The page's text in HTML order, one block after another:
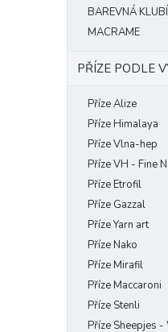
BAREVNÁ
MACRAME
PŘÍZE PODLE
Příze Alize
Příze Himalaya
Příze Vlna-hep
Příze VH - Fine
Příze Etrofil
Příze Gazzal
Příze Yarn art
Příze Nako
Příze Mirafil
Příze Maccaroni
Příze Stenli
Příze Sheepjes